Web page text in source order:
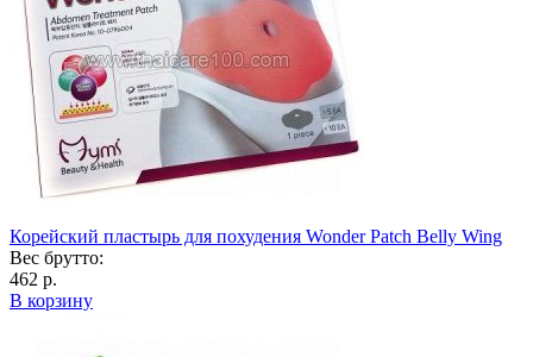
Корейский пластырь для похудения Wonder Patch Belly Wing
Вес брутто:
462 р.
В корзину